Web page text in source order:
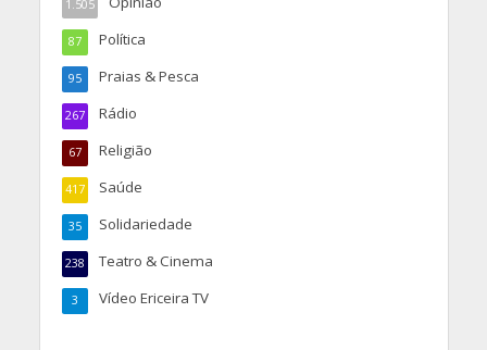
1.505
Política
87
Praias & Pesca
95
Rádio
267
Religião
67
Saúde
417
Solidariedade
35
Teatro & Cinema
238
Vídeo Ericeira TV
3